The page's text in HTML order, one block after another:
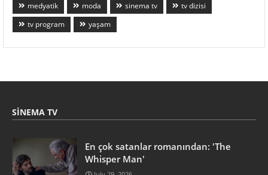
medyatik
moda sinema tv
tv dizisi
tv program
yaşam
SINEMA TV
En çok satanlar romanından: 'The
Whisper Man'